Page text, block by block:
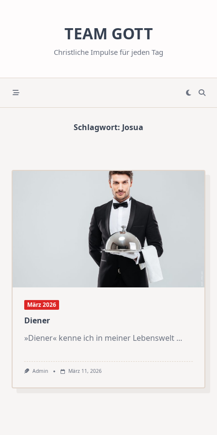
TEAM GOTT
Christliche Impulse für jeden Tag
Schlagwort: Josua
März 2026
Diener
»Diener« kenne ich in meiner Lebenswelt ...
Admin März 11, 2026